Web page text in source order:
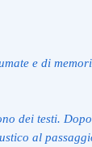
e di
dei testi.
al